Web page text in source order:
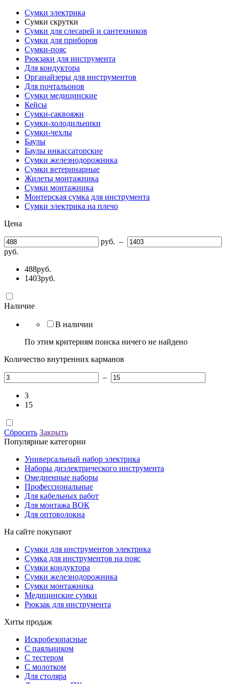
Сумки электрика
Сумки скрутки
Сумки для слесарей и сантехников
Сумки для приборов
Сумки-пояс
Рюкзаки для инструмента
Для кондуктора
Органайзеры для инструментов
Для почтальонов
Сумки медицинские
Кейсы
Сумки-саквояжи
Сумки-холодильники
Сумки-чехлы
Баулы
Баулы инкассаторские
Сумки железнодорожника
Сумки ветеринарные
Жилеты монтажника
Сумки монтажника
Монтерская сумка для инструмента
Сумки электрика на плечо
Цена
руб. –
руб.
488руб.
1403руб.
Наличие
В наличии
По этим критериям поиска ничего не найдено
Количество внутренних карманов
–
3
15
Сбросить Закрыть
Популярные категории
Универсальный набор электрика
Наборы диэлектрического инструмента
Омедненные наборы
Профессиональные
Для кабельных работ
Для монтажа ВОК
Для оптоволокна
На сайте покупают
Сумки для инструментов электрика
Сумка для инструментов на пояс
Сумки кондуктора
Сумки железнодорожника
Сумки монтажника
Медицинские сумки
Рюкзак для инструмента
Хиты продаж
Искробезопасные
С паяльником
С тестером
С молотком
Для столяра